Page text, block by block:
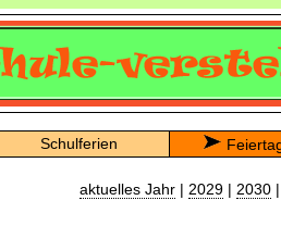
Schulferien
aktuelles Jahr | 2029 | 2030